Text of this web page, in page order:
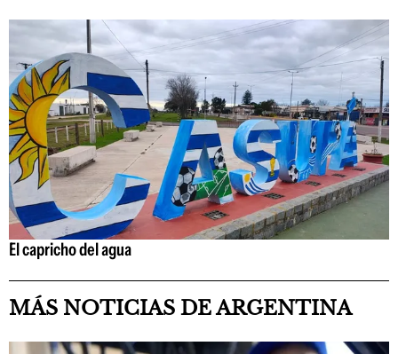
El capricho del agua
MÁS NOTICIAS DE ARGENTINA